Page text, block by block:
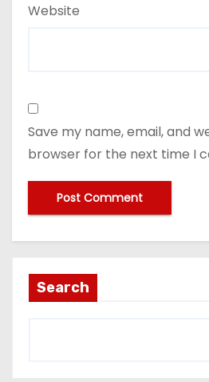
Website
Save my name, email, and
browser for the next time I
Search